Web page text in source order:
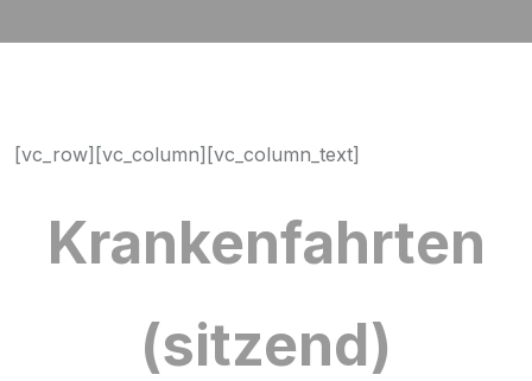
[vc_row][vc_column][vc_column_text]
Krankenfahrten
(sitzend)